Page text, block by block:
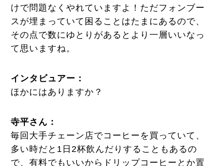
けで問題なくやれていますよ！ただフォンブー
スが埋まっていて困ることはたまにあるので、
その点で数にゆとりがあるとより一層いいなっ
て思いますね。
インタビュアー：
ほかにはありますか？
寺平さん：
毎回大手チェーン店でコーヒーを買っていて、
多い時だと1日2杯飲んだりすることもあるの
で、有料でもいいからドリップコーヒーとか置